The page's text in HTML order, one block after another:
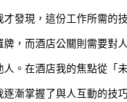
發現，這份工作所需的
，而酒店公關則需要對
。在酒店我的焦點從「
漸掌握了與人互動的技